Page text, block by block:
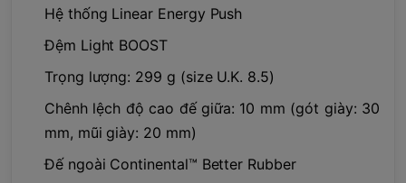
Hệ thống Linear Energy Push
Đệm Light BOOST
Trọng lượng: 299 g (size U.K. 8.5)
Chênh lệch độ cao đế giữa: 10 mm (gót giày: 30
mm, mũi giày: 20 mm)
Đế ngoài Continental™ Better Rubber